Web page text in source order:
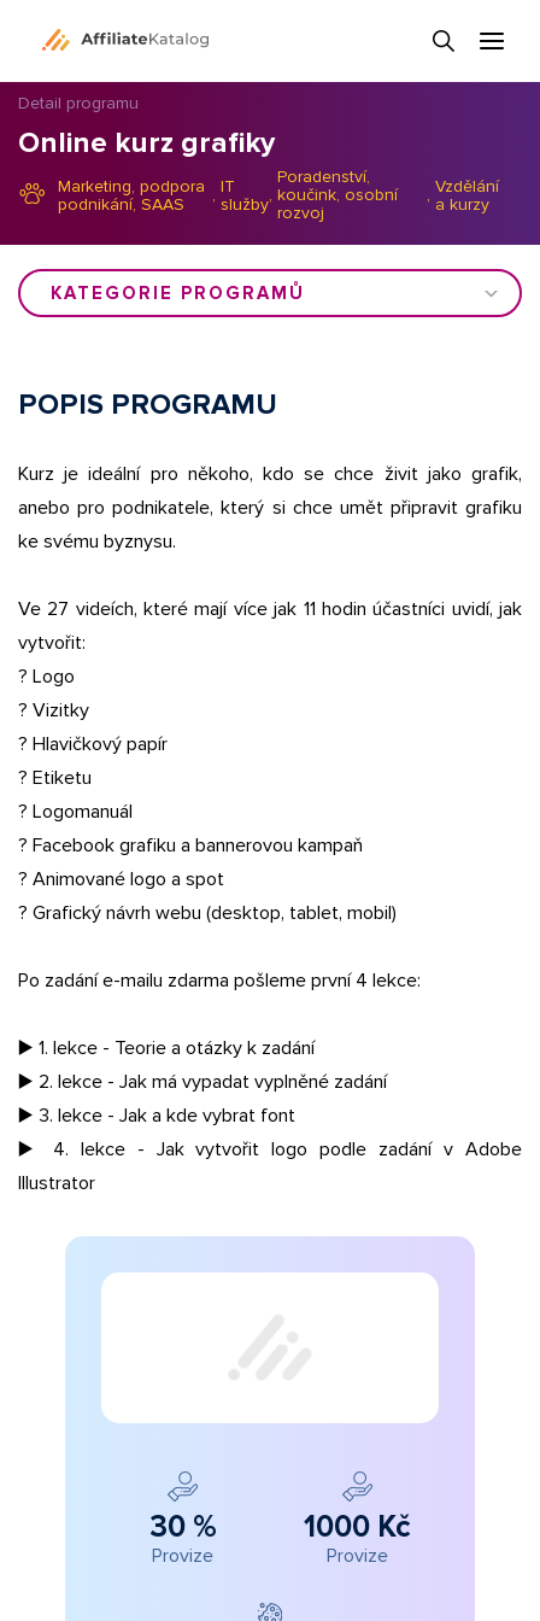
Detail programu
Online kurz grafiky
Marketing, podpora
podnikání, SAAS
, IT
služby,
Poradenství,
koučink, osobní
rozvoj
, Vzdělání
a kurzy
KATEGORIE PROGRAMŮ
POPIS PROGRAMU
Kurz je ideální pro někoho, kdo se chce živit jako grafik,
anebo pro podnikatele, který si chce umět připravit grafiku
ke svému byznysu.
Ve 27 videích, které mají více jak 11 hodin účastníci uvidí, jak
vytvořit:
? Logo
? Vizitky
? Hlavičkový papír
? Etiketu
? Logomanuál
? Facebook grafiku a bannerovou kampaň
? Animované logo a spot
? Grafický návrh webu (desktop, tablet, mobil)
Po zadání e-mailu zdarma pošleme první 4 lekce:
▶️ 1. lekce - Teorie a otázky k zadání
▶️ 2. lekce - Jak má vypadat vyplněné zadání
▶️ 3. lekce - Jak a kde vybrat font
▶️ 4. lekce - Jak vytvořit logo podle zadání v Adobe
Illustrator
30 %
Provize
1000 Kč
Provize